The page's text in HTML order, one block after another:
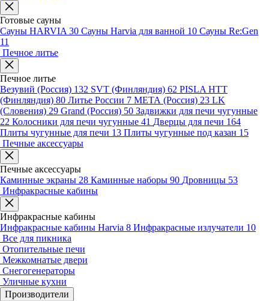
Готовые сауны
Сауны HARVIA 30 Сауны Harvia для ванной 10 Сауны Re:Gen
11
Печное литье
Печное литье
Везувий (Россия) 132 SVT (Финляндия) 62 PISLA HTT
(Финляндия) 80 Литье России 7 МЕТА (Россия) 23 LK
(Словения) 29 Grand (Россия) 50 Задвижки для печи чугунные
22 Колосники для печи чугунные 41 Дверцы для печи 164
Плиты чугунные для печи 13 Плиты чугунные под казан 15
Печные аксессуары
Печные аксессуары
Каминные экраны 28 Каминные наборы 90 Дровницы 53
Инфракрасные кабины
Инфракрасные кабины
Инфракрасные кабины Harvia 8 Инфракрасные излучатели 10
Все для пикника
Отопительные печи
Межкомнатые двери
Снегогенераторы
Уличные кухни
Производители